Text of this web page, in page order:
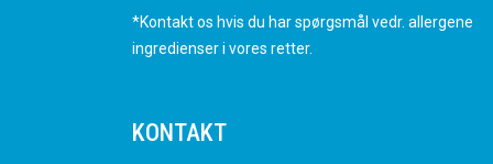
*Kontakt os hvis du har spørgsmål vedr. allergene
ingredienser i vores retter.
KONTAKT